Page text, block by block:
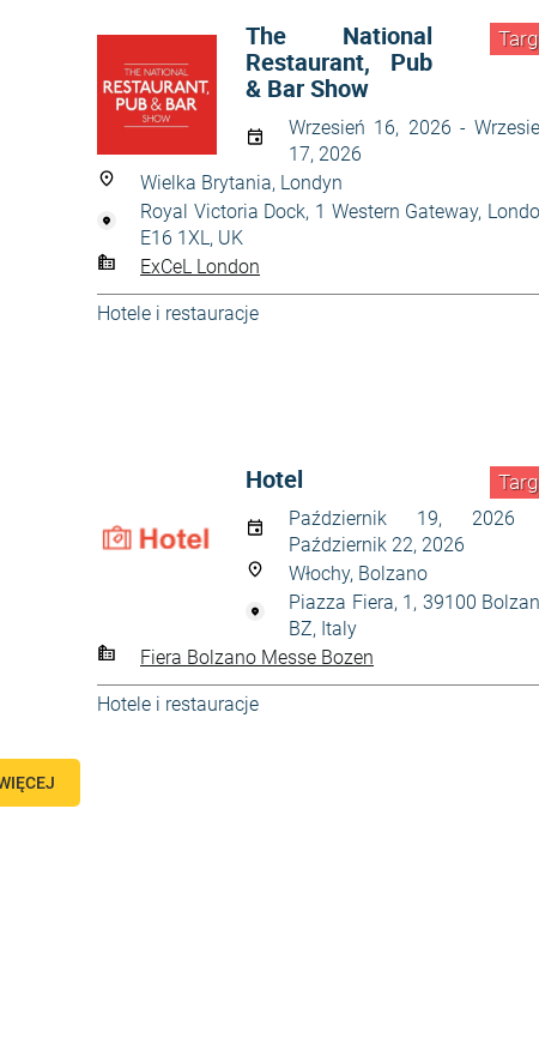
The National
Restaurant, Pub
& Bar Show
Wrzesień 16, 2026 -
17, 2026
Wielka Brytania, Londyn
Royal Victoria Dock, 1 Western Gateway,
E16 1XL, UK
ExCeL London
Hotele i restauracje
Hotel
Październik 19, 2026
Październik 22, 2026
Włochy, Bolzano
Piazza Fiera, 1, 39100
BZ, Italy
Fiera Bolzano Messe Bozen
Hotele i restauracje